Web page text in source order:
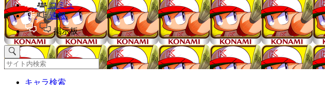
コミュ
速報
掲示板
キャラ検索